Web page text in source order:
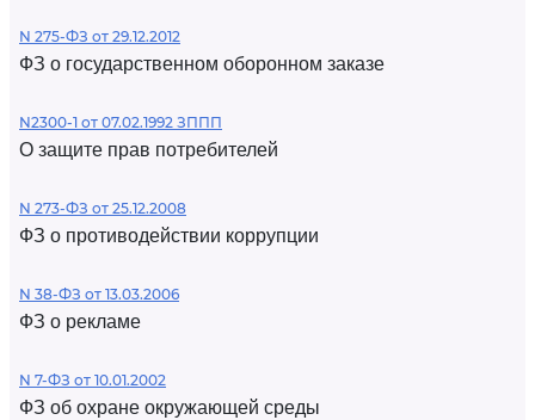
N 275-ФЗ от 29.12.2012
ФЗ о государственном оборонном заказе
N2300-1 от 07.02.1992 ЗППП
О защите прав потребителей
N 273-ФЗ от 25.12.2008
ФЗ о противодействии коррупции
N 38-ФЗ от 13.03.2006
ФЗ о рекламе
N 7-ФЗ от 10.01.2002
ФЗ об охране окружающей среды